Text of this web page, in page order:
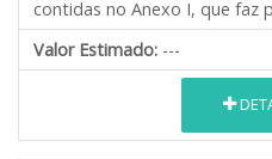
contidas no Anexo I, que faz
Valor Estimado: ---